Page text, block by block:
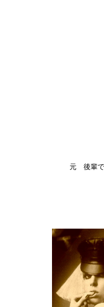
元 後輩で